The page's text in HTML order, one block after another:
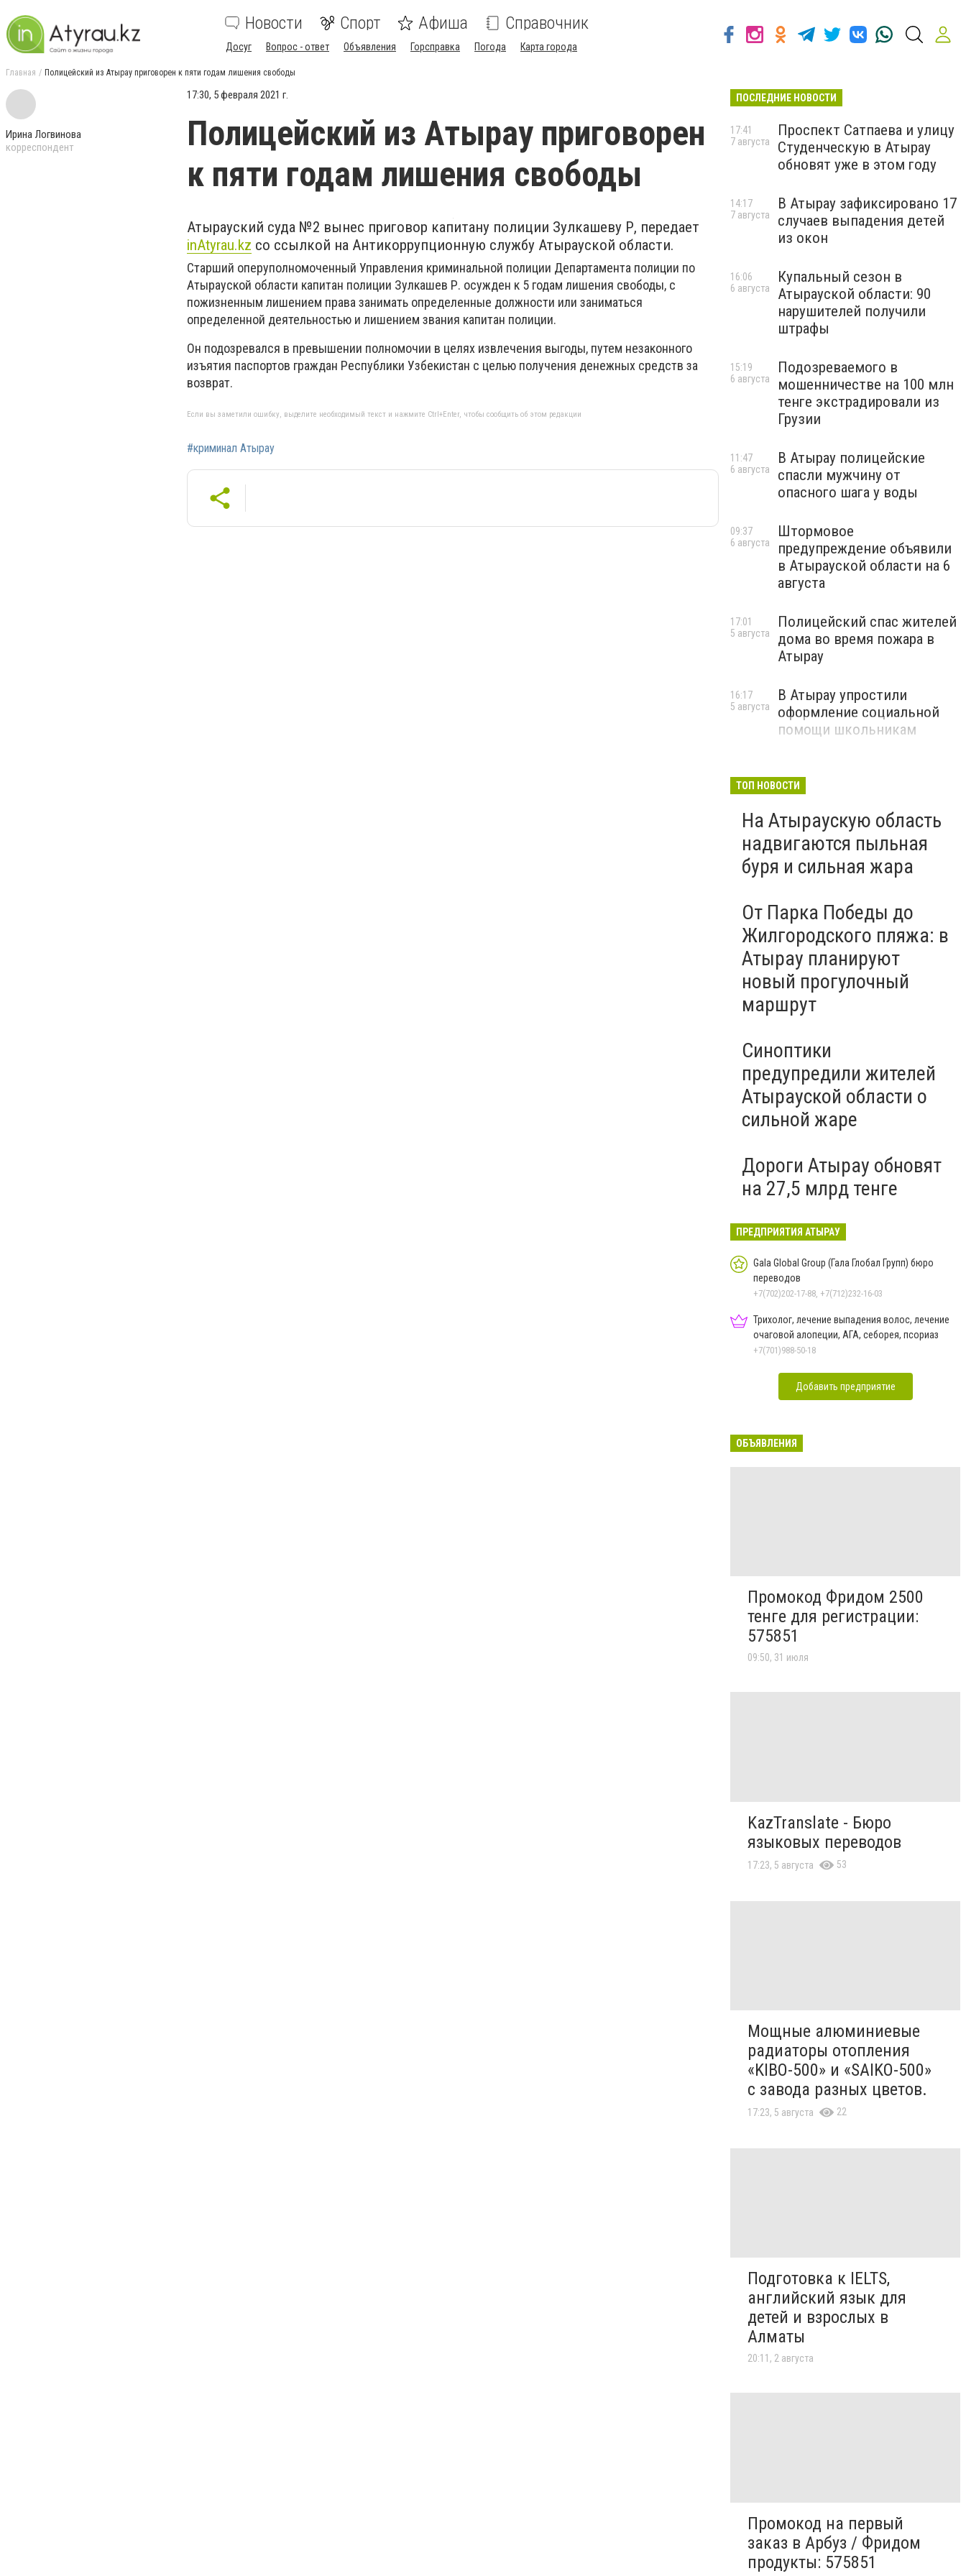
Новости Спорт Афиша Справочник
Досуг Вопрос - ответ Объявления Горсправка Погода Карта города
Главная Полицейский из Атырау приговорен к пяти годам лишения свободы
Ирина Логвинова
корреспондент
17:30, 5 февраля 2021 г.
Полицейский из Атырау приговорен
к пяти годам лишения свободы
Атырауский суда №2 вынес приговор капитану полиции Зулкашеву Р, передает
inAtyrau.kz со ссылкой на Антикоррупционную службу Атырауской области.
Старший оперуполномоченный Управления криминальной полиции Департамента полиции по
Атырауской области капитан полиции Зулкашев Р. осужден к 5 годам лишения свободы, с
пожизненным лишением права занимать определенные должности или заниматься
определенной деятельностью и лишением звания капитан полиции.
Он подозревался в превышении полномочии в целях извлечения выгоды, путем незаконного
изъятия паспортов граждан Республики Узбекистан с целью получения денежных средств за
возврат.
Если вы заметили ошибку, выделите необходимый текст и нажмите Ctrl+Enter, чтобы сообщить об этом редакции
#криминал Атырау
ПОСЛЕДНИЕ НОВОСТИ
Проспект Сатпаева и улицу
Студенческую в Атырау
обновят уже в этом году
17:41
7 августа
В Атырау зафиксировано 17
случаев выпадения детей
из окон
14:17
7 августа
Купальный сезон в
Атырауской области: 90
нарушителей получили
штрафы
16:06
6 августа
Подозреваемого в
мошенничестве на 100 млн
тенге экстрадировали из
Грузии
15:19
6 августа
В Атырау полицейские
спасли мужчину от
опасного шага у воды
11:47
6 августа
Штормовое
предупреждение объявили
в Атырауской области на 6
августа
09:37
6 августа
Полицейский спас жителей
дома во время пожара в
Атырау
17:01
5 августа
В Атырау упростили
оформление социальной
помощи школьникам
16:17
5 августа
ТОП НОВОСТИ
На Атыраускую область
надвигаются пыльная
буря и сильная жара
От Парка Победы до
Жилгородского пляжа: в
Атырау планируют
новый прогулочный
маршрут
Синоптики
предупредили жителей
Атырауской области о
сильной жаре
Дороги Атырау обновят
на 27,5 млрд тенге
ПРЕДПРИЯТИЯ АТЫРАУ
Gala Global Group (Гала Глобал Групп) бюро
переводов
+7(702)202-17-88, +7(712)232-16-03
Трихолог, лечение выпадения волос, лечение
очаговой алопеции, АГА, себорея, псориаз
+7(701)988-50-18
Добавить предприятие
ОБЪЯВЛЕНИЯ
Промокод Фридом 2500
тенге для регистрации:
575851
09:50, 31 июля
KazTranslate - Бюро
языковых переводов
17:23, 5 августа 53
Мощные алюминиевые
радиаторы отопления
«KIBO-500» и «SAIKO-500»
с завода разных цветов.
17:23, 5 августа 22
Подготовка к IELTS,
английский язык для
детей и взрослых в
Алматы
20:11, 2 августа
Промокод на первый
заказ в Арбуз / Фридом
продукты: 575851